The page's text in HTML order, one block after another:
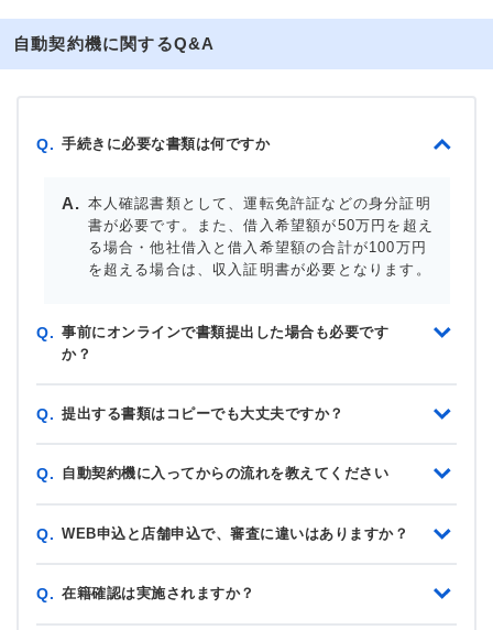
自動契約機に関するQ&A
Q. 手続きに必要な書類は何ですか
本人確認書類として、運転免許証などの身分証明
書が必要です。また、借入希望額が50万円を超え
る場合・他社借入と借入希望額の合計が100万円
を超える場合は、収入証明書が必要となります。
Q. 事前にオンラインで書類提出した場合も必要です
か？
Q. 提出する書類はコピーでも大丈夫ですか？
Q. 自動契約機に入ってからの流れを教えてください
Q. WEB申込と店舗申込で、審査に違いはありますか？
Q. 在籍確認は実施されますか？